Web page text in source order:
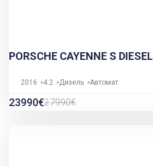
PORSCHE CAYENNE S DIESEL
2016 4.2 Дизель Автомат
23990€27990€